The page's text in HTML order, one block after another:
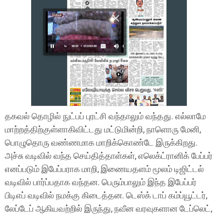
தகவல் தொழில் நுட்பப் புரட்சி வந்தாலும் வந்தது. எல்லாமே
மாற்றத்திற்குள்ளாகிவிட்டது மட்டுமின்றி, நாளொரு மேனி,
பொழுதொரு வண்ணமாக மாறிக்கொண்டே இருக்கிறது.
அச்சு வடிவில் வந்த செய்தித்தாள்கள், எலெக்ட்ரானிக் பேப்பர்
எனப்படும் இபேப்பராக மாறி, இணையதளம் மூலம் டிஜிட்டல்
வடிவில் பார்ப்பதாக வந்தன. பெரும்பாலும் இந்த இபேப்பர்
பிடிஎப் வடிவில் நமக்கு கிடைத்தன. டெஸ்க் டாப் கம்ப்யூட்டர்,
லேப்டேப் ஆகியவற்றில் இருந்து, நவீன வரவுகளான டேப்லெட்,